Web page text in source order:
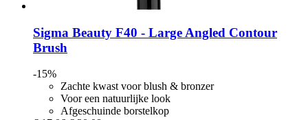
Sigma Beauty F40 -​ Large Angled Contour
Brush
-15%
Zachte kwast voor blush & bronzer
Voor een natuurlijke look
Afgeschuinde borstelkop